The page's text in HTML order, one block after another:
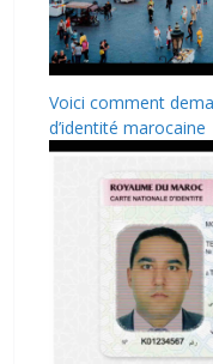
Voici comment
d’identité marocaine